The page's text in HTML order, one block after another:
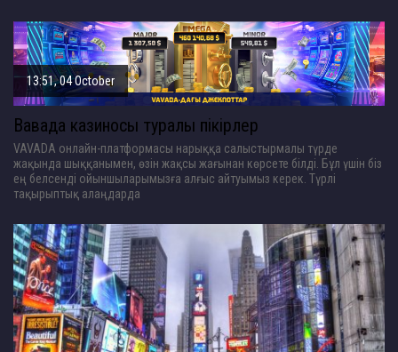
13:51, 04 October
Вавада казиносы туралы пікірлер
VAVADA онлайн-платформасы нарыққа салыстырмалы түрде
жақында шыққанымен, өзін жақсы жағынан көрсете білді. Бұл үшін біз
ең белсенді ойыншыларымызға алғыс айтуымыз керек. Түрлі
тақырыптық алаңдарда